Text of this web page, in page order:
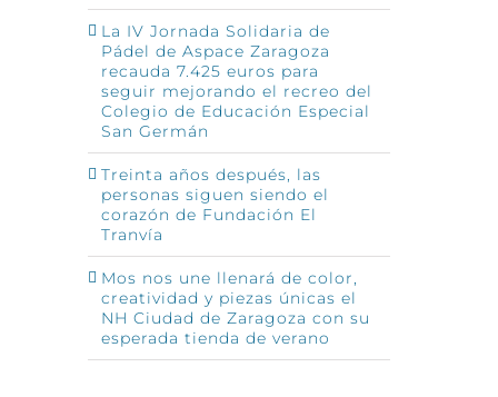
La IV Jornada Solidaria de
Pádel de Aspace Zaragoza
recauda 7.425 euros para
seguir mejorando el recreo del
Colegio de Educación Especial
San Germán
Treinta años después, las
personas siguen siendo el
corazón de Fundación El
Tranvía
Mos nos une llenará de color,
creatividad y piezas únicas el
NH Ciudad de Zaragoza con su
esperada tienda de verano